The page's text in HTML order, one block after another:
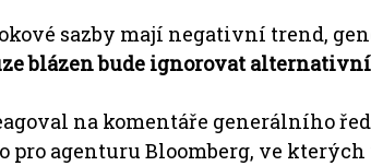
sazby mají negativní trend,
blázen bude ignorovat
na komentáře generálního
pro agenturu Bloomberg, ve